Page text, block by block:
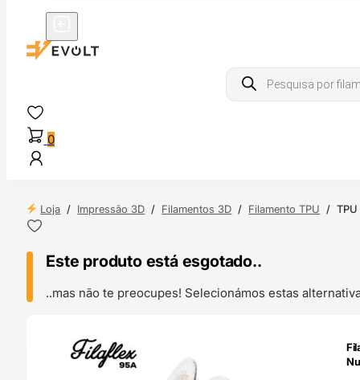
Products
search
0
Loja / Impressão 3D / Filamentos 3D / Filamento TPU /
Este produto está esgotado..
..mas não te preocupes! Selecionámos estas